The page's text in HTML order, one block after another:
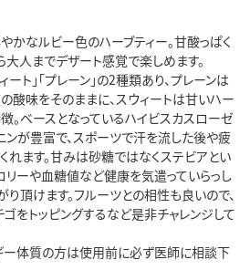
かなルビー色のハーブティー。甘酸っぱく
人までデザート感覚で楽しめます。
ート」「プレーン」の2種類あり、プレーンは
酸味をそのままに、スウィートは甘いハー
。ベースとなっているハイビスカスローゼ
ンが豊富で、スポーツで汗を流した後や疲
れます。甘みは砂糖ではなくステビアとい
リーや血糖値など健康を気遣っていらっし
頂けます。フルーツとの相性も良いので、
をトッピングするなど是非チャレンジして
ー体質の方は使用前に必ず医師に相談下